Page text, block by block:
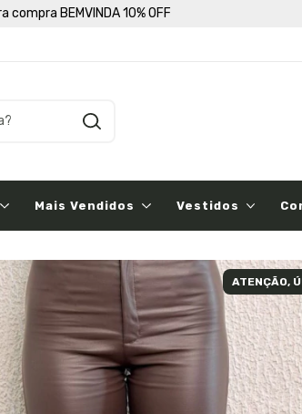
compra BEMVINDA 10% OFF
Mais Vendidos Vestidos
ATENÇÃO,